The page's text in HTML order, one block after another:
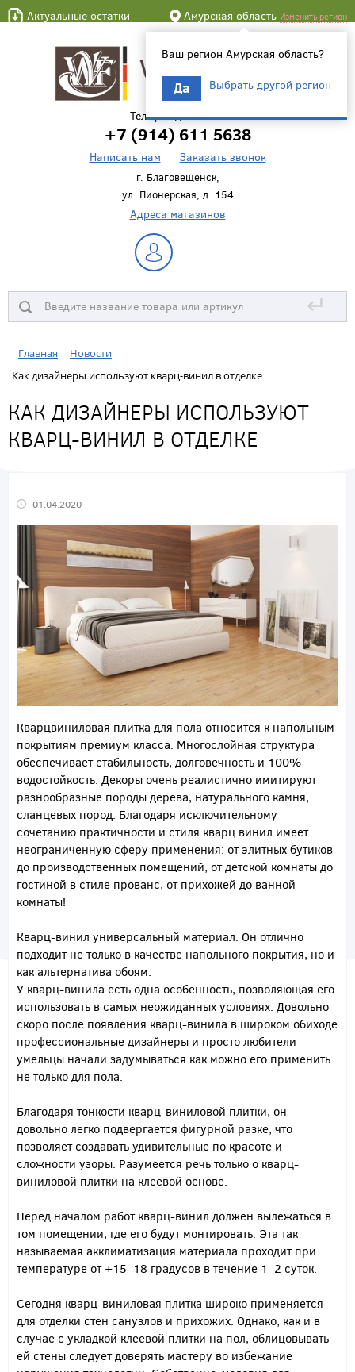
Актуальные остатки Амурская область Изменить регион
Ваш регион Амурская область?
Да Выбрать другой регион
Телефон для связи
+7 (914) 611 5638
Написать нам Заказать звонок
г. Благовещенск,
ул. Пионерская, д. 154
Адреса магазинов
↵
Главная
Новости
Как дизайнеры используют кварц-винил в отделке
КАК ДИЗАЙНЕРЫ ИСПОЛЬЗУЮТ
КВАРЦ-ВИНИЛ В ОТДЕЛКЕ
01.04.2020
Кварцвиниловая плитка для пола относится к напольным
покрытиям премиум класса. Многослойная структура
обеспечивает стабильность, долговечность и 100%
водостойкость. Декоры очень реалистично имитируют
разнообразные породы дерева, натурального камня,
сланцевых пород. Благодаря исключительному
сочетанию практичности и стиля кварц винил имеет
неограниченную сферу применения: от элитных бутиков
до производственных помещений, от детской комнаты до
гостиной в стиле прованс, от прихожей до ванной
комнаты!
Кварц-винил универсальный материал. Он отлично
подходит не только в качестве напольного покрытия, но и
как альтернатива обоям.
У кварц-винила есть одна особенность, позволяющая его
использовать в самых неожиданных условиях. Довольно
скоро после появления кварц-винила в широком обиходе
профессиональные дизайнеры и просто любители-
умельцы начали задумываться как можно его применить
не только для пола.
Благодаря тонкости кварц-виниловой плитки, он
довольно легко подвергается фигурной разке, что
позволяет создавать удивительные по красоте и
сложности узоры. Разумеется речь только о кварц-
виниловой плитки на клеевой основе.
Перед началом работ кварц-винил должен вылежаться в
том помещении, где его будут монтировать. Эта так
называемая акклиматизация материала проходит при
температуре от +15–18 градусов в течение 1–2 суток.
Сегодня кварц-виниловая плитка широко применяется
для отделки стен санузлов и прихожих. Однако, как и в
случае с укладкой клеевой плитки на пол, облицовывать
ей стены следует доверять мастеру во избежание